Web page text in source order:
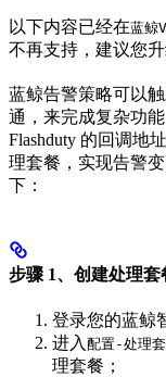
以下内容已经在蓝鲸
不再支持，建议您升
蓝鲸告警策略可以
通，来完成复杂功
Flashduty 的回调地
理套餐，实现告警
下：
步骤 1、创建处理套
登录您的蓝鲸
进入 配置-处理
理套餐；